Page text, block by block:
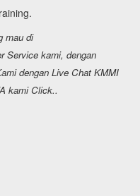
mau di
Service kami, dengan
dengan Live Chat KMMI
kami Click..